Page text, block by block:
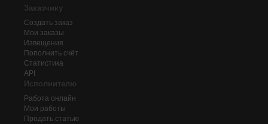
Заказчику
Создать заказ
Мои заказы
Извещения
Пополнить счёт
Статистика
API
Исполнителю
Работа онлайн
Мои работы
Продать статью